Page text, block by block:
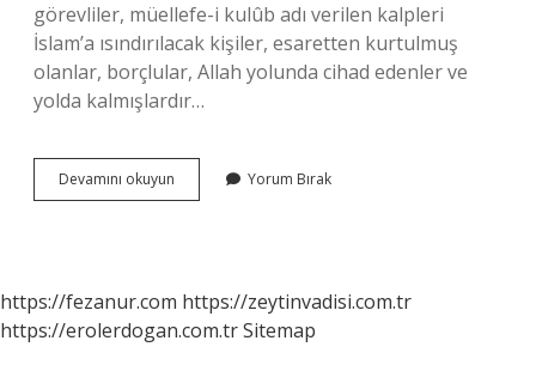
görevliler, müellefe-i kulûb adı verilen kalpleri
İslam’a ısındırılacak kişiler, esaretten kurtulmuş
olanlar, borçlular, Allah yolunda cihad edenler ve
yolda kalmışlardır…
Devamını okuyun
Kimlere
Yorum Bırak
https://fezanur.com https://zeytinvadisi.com.tr
https://erolerdogan.com.trSitemap